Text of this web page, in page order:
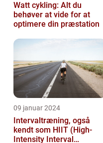
Watt cykling: Alt du
behøver at vide for at
optimere din præstation
09 januar 2024
Intervaltræning, også
kendt som HIIT (High-
Intensity Interval